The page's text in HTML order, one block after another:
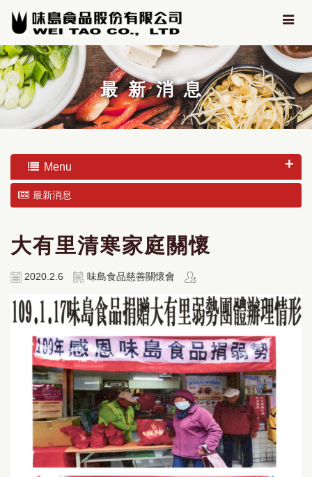
最新消息
Menu
最新消息
大有里清寒家庭關懷
2020.2.6 味島食品慈善關懷會